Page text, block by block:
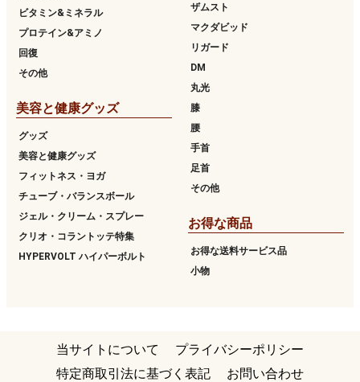
ビタミン&ミネラル
プロテイン&アミノ
回復
その他
美容と健康グッズ
グッズ
美容と健康グッズ
フィットネス・ヨガ
チューブ・バランスボール
ジェル・クリーム・スプレー
クリオ・コラントッテ特集
HYPERVOLT ハイパーボルト
ザムスト
マクダビッド
リガード
DM
丸光
膝
腰
手首
足首
その他
お得な商品
お得な送料サービス品
小物
当サイトについて
プライバシーポリシー
特定商取引法に基づく表記
お問い合わせ